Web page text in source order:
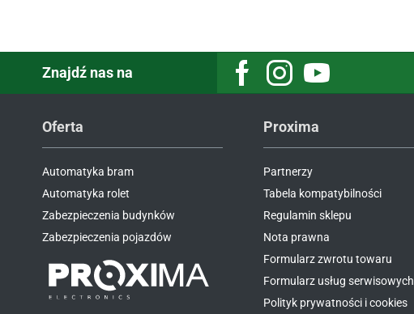
Znajdź nas na FacebookInstagramYoutube
Oferta
Automatyka bram
Automatyka rolet
Zabezpieczenia budynków
Zabezpieczenia pojazdów
Proxima
Partnerzy
Tabela kompatybilności
Regulamin sklepu
Nota prawna
Formularz zwrotu towaru
Formularz usług serwisowych
Polityk prywatności i cookies